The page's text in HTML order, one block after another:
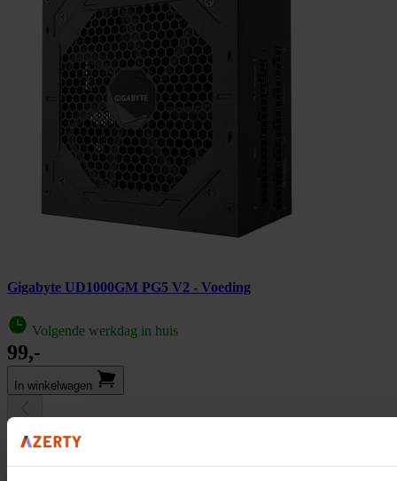
Gigabyte UD1000GM PG5 V2 - Voeding
Volgende werkdag in huis
99,-
In winkel­wagen